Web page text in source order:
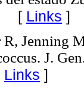
Links ]
Jenning
J.
Links ]